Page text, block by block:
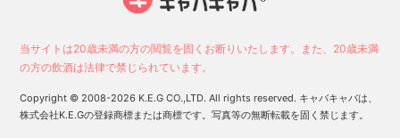
お店に電話する
スタッフ
キャスト
池袋駅（西口）のキャバクラ
中洲のキャバクラ
宇都宮市のキャバクラ
当サイトは20歳未満の方の閲覧を固くお断りいたします。また、20歳未満
の方の飲酒は法律で禁じられています。
Copyright © 2008-2026 K.E.G CO.,LTD. All rights reserved. キャバキャバは、
株式会社K.E.Gの登録商標または商標です。写真等の無断転載を固く禁じます。